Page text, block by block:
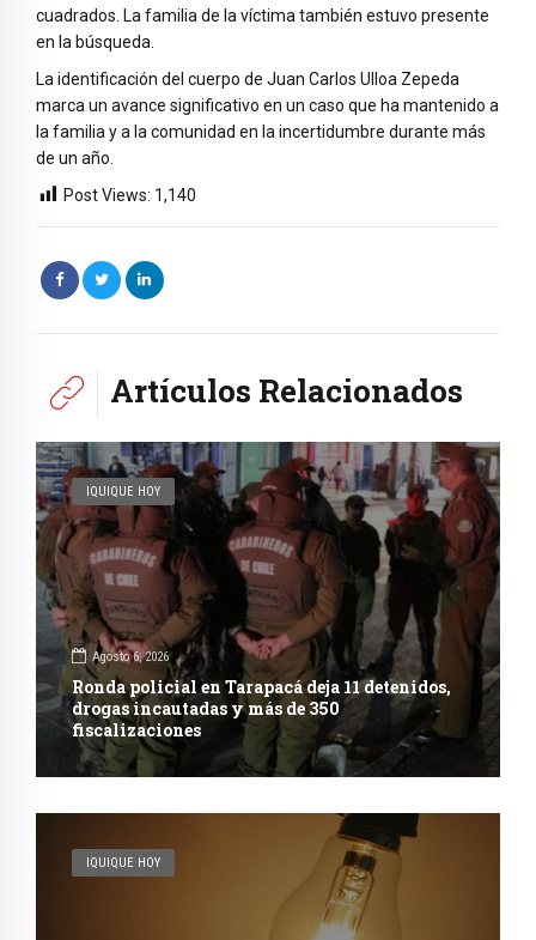
cuadrados. La familia de la víctima también estuvo presente
en la búsqueda.
La identificación del cuerpo de Juan Carlos Ulloa Zepeda
marca un avance significativo en un caso que ha mantenido a
la familia y a la comunidad en la incertidumbre durante más
de un año.
Post Views: 1,140
Artículos Relacionados
IQUIQUE HOY
Agosto 6, 2026
Ronda policial en Tarapacá deja 11 detenidos,
drogas incautadas y más de 350
fiscalizaciones
IQUIQUE HOY